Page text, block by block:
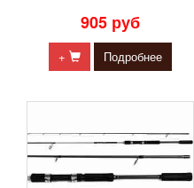
905 руб
+ Подробнее